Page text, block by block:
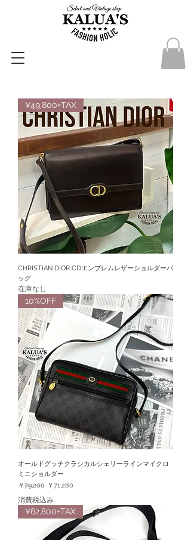
¥49,800+TAX
CHRISTIAN DIOR CDエンブレムレザーショルダーバ
ッグ
在庫なし
10%OFF
オールドグッチクラシカルシェリーラインマイクロ
ミニショルダー
通常価格
￥79,200 セール価格
￥71,280
消費税込み
¥62,800+TAX